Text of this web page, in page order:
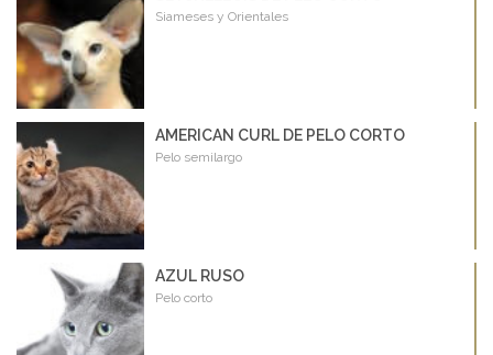
Siameses y Orientales
AMERICAN CURL DE PELO CORTO
Pelo semilargo
AZUL RUSO
Pelo corto